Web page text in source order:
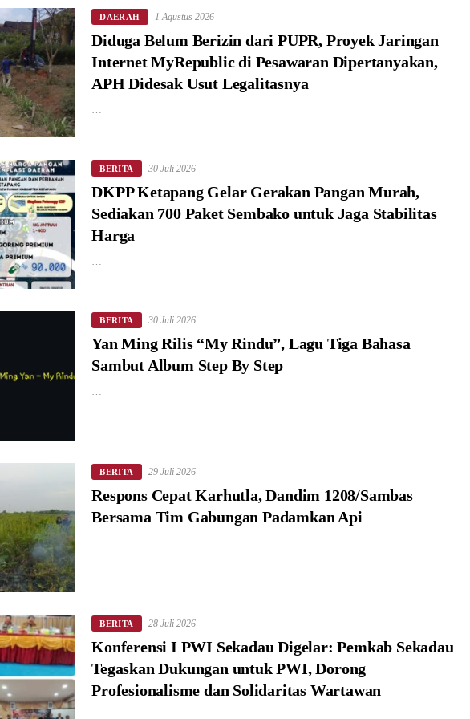
DAERAH 1 Agustus 2026
Diduga Belum Berizin dari PUPR, Proyek Jaringan
Internet MyRepublic di Pesawaran Dipertanyakan,
APH Didesak Usut Legalitasnya
…
BERITA 30 Juli 2026
DKPP Ketapang Gelar Gerakan Pangan Murah,
Sediakan 700 Paket Sembako untuk Jaga Stabilitas
Harga
…
BERITA 30 Juli 2026
Yan Ming Rilis “My Rindu”, Lagu Tiga Bahasa
Sambut Album Step By Step
…
BERITA 29 Juli 2026
Respons Cepat Karhutla, Dandim 1208/Sambas
Bersama Tim Gabungan Padamkan Api
…
BERITA 28 Juli 2026
Konferensi I PWI Sekadau Digelar: Pemkab Sekadau
Tegaskan Dukungan untuk PWI, Dorong
Profesionalisme dan Solidaritas Wartawan